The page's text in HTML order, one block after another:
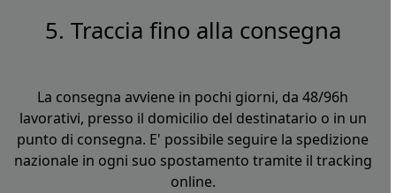
5. Traccia fino alla consegna
La consegna avviene in pochi giorni, da 48/96h
lavorativi, presso il domicilio del destinatario o in un
punto di consegna. E' possibile seguire la spedizione
nazionale in ogni suo spostamento tramite il tracking
online.